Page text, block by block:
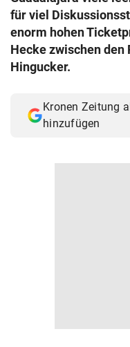
für viel
enorm hohen
Hecke zwischen den
Hingucker.
Kronen Zeitung
hinzufügen